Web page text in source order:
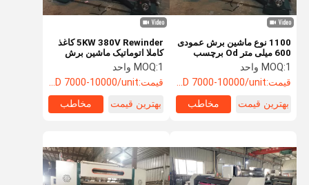
1100 نوع ماشین برش عمودی
600 میلی متر Od برچسب
فیلم برش ماشین بازپرداخت
ODM
MOQ:1 واحد
قیمت:USD 7000-10000/unit
بهترین قیمت
مخاطب
5KW 380V Rewinder کاغذ
کاملا اتوماتیک ماشین برش
کاغذ حرارتی
MOQ:1 واحد
قیمت:USD 7000-10000/unit
بهترین قیمت
مخاطب